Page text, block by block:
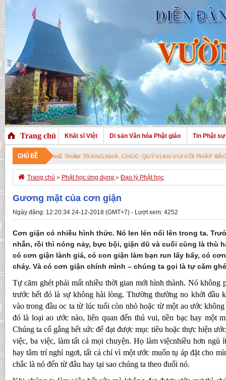
Trang chủ Khất sĩ Việt Di sản Văn hóa Phật giáo Tin Phật sự
CHỦ ĐỀ
ĐÃ GHÉ THĂM TRANG NHÀ. CHÚC QUÝ VỊ AN VUI VỚI PHÁP BẢO CAO
 Trang chủ » Phật học ứng dụng » Đạo lý Phật học
Gương mặt của cơn giận
Ngày đăng: 12:20:34 24-12-2018 (GMT+7) - Lượt xem: 4252
Cơn giận có nhiều hình thức. Nó len lén nổi lên trong ta.
nhẫn, rồi thì nóng nảy, bực bội, giận dũ và cuối cùng là thù
có cơn giận lành giá, có con giận làm bạn run lẩy bẩy, có
cháy. Và có cơn giận chính mình – chúng ta gọi là tự căm
Tự căm ghét phải mất nhiều thời gian mới hình thành. Nó không
trước hết đó là sự không hài lòng. Thường thường no khởi đầu
vào trong đầu oc ta từ lúc tuổi còn nhò hoặc từ một ao ước
đó là loại ao ước nào, liên quan đến thú vui, tiền bạc hay một
Chúng ta cố gắng hết sức để đạt được mục tiêu hoặc thực hiện
việc, ba việc, làm tất cả mọi chuyện. Họ làm việcnhiều hơn ngủ
hay tâm trí nghỉ ngơi, tất cả chỉ vì một ước muốn tụ áp đặt cho
chắc là nó đến từ đâu hay tại sao chúng ta theo đuổi nó.